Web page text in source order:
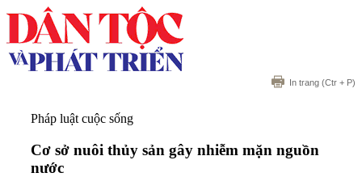
In trang (Ctr + P)
Pháp luật cuộc sống
Cơ sở nuôi thủy sản gây nhiễm mặn nguồn
nước